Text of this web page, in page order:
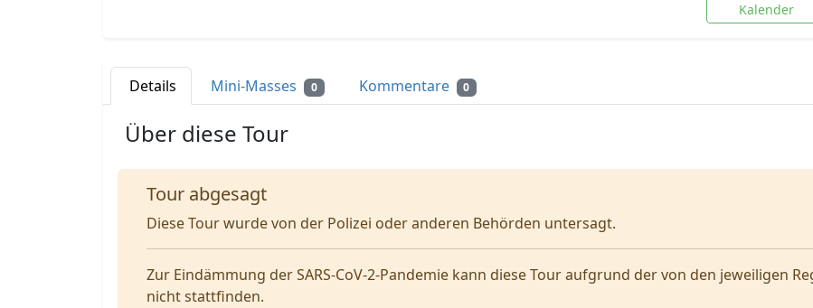
Kalender
Details Mini-Masses 0 Kommentare 0
Über diese Tour
Tour abgesagt
Diese Tour wurde von der Polizei oder anderen Behörden untersagt.
Zur Eindämmung der SARS-CoV-2-Pandemie kann diese Tour aufgrund der von den jeweiligen
nicht stattfinden.